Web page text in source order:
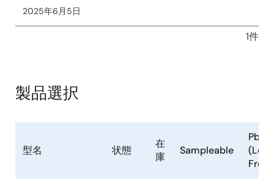
2025年6月5日
1件
製品選択
型名 状態
在
庫
Sampleable
Pb
Free